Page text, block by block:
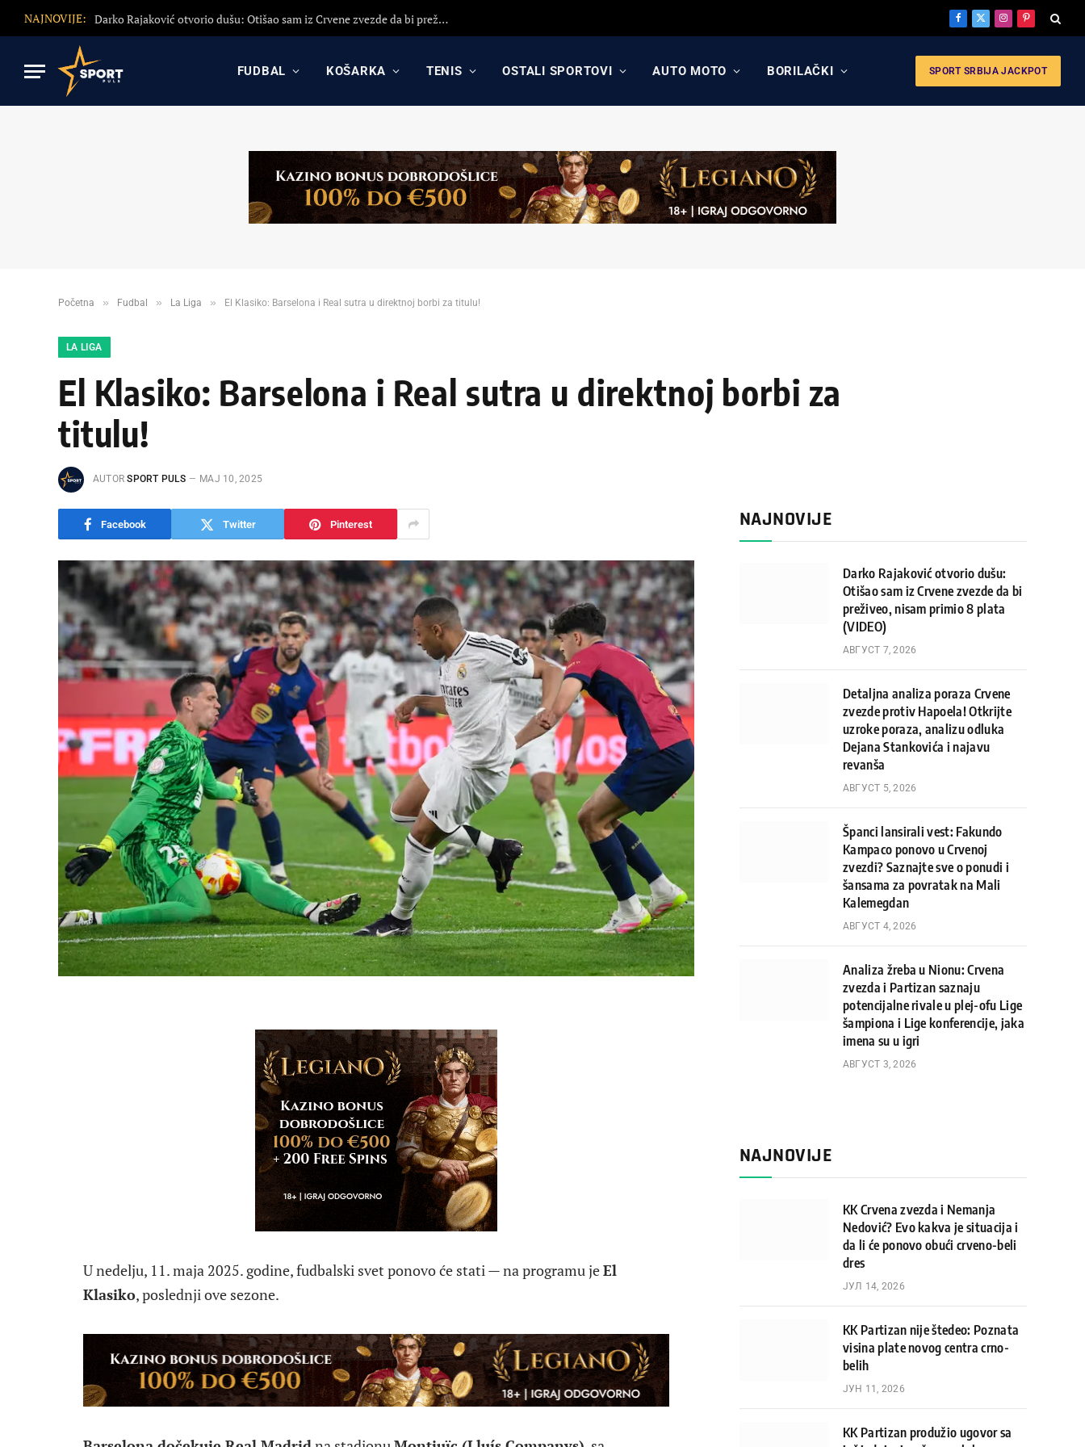
NAJNOVIJE: Darko Rajaković otvorio dušu: Otišao sam iz Crvene zvezde da bi preživeo, nisam primio 8 plata (VIDEO) Facebook
X
Instagram
Pinterest
FUDBAL KOŠARKA TENIS OSTALI SPORTOVI AUTO MOTO BORILAČKI SPORT SRBIJA JACKPOT
Početna » Fudbal » La Liga » El Klasiko: Barselona i Real sutra u direktnoj borbi za titulu!
LA LIGA
El Klasiko: Barselona i Real sutra u direktnoj borbi za
titulu!
AUTOR SPORT PULS МАЈ 10, 2025
Facebook Twitter Pinterest
U nedelju, 11. maja 2025. godine, fudbalski svet ponovo će stati — na programu jeEl
Klasiko, poslednji ove sezone.
NAJNOVIJE
Darko Rajaković otvorio dušu:
Otišao sam iz Crvene zvezde da bi
preživeo, nisam primio 8 plata
(VIDEO)
АВГУСТ 7, 2026
Detaljna analiza poraza Crvene
zvezde protiv Hapoela! Otkrijte
uzroke poraza, analizu odluka
Dejana Stankovića i najavu
revanša
АВГУСТ 5, 2026
Španci lansirali vest: Fakundo
Kampaco ponovo u Crvenoj
zvezdi? Saznajte sve o ponudi i
šansama za povratak na Mali
Kalemegdan
АВГУСТ 4, 2026
Analiza žreba u Nionu: Crvena
zvezda i Partizan saznaju
potencijalne rivale u plej-ofu Lige
šampiona i Lige konferencije, jaka
imena su u igri
АВГУСТ 3, 2026
NAJNOVIJE
KK Crvena zvezda i Nemanja
Nedović? Evo kakva je situacija i
da li će ponovo obući crveno-beli
dres
ЈУЛ 14, 2026
KK Partizan nije štedeo: Poznata
visina plate novog centra crno-
belih
ЈУН 11, 2026
KK Partizan produžio ugovor sa